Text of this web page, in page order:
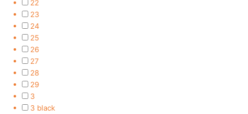
22
23
24
25
26
27
28
29
3
3 black